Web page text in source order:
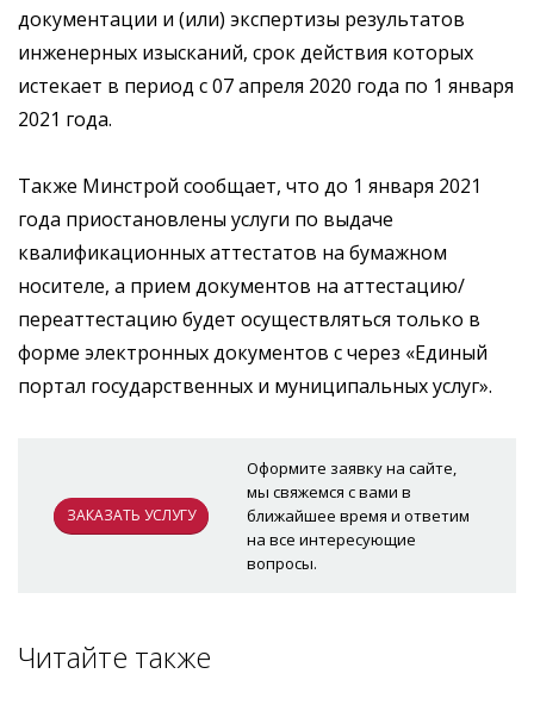
документации и (или) экспертизы результатов
инженерных изысканий, срок действия которых
истекает в период с 07 апреля 2020 года по 1 января
2021 года.
Также Минстрой сообщает, что до 1 января 2021
года приостановлены услуги по выдаче
квалификационных аттестатов на бумажном
носителе, а прием документов на аттестацию/
переаттестацию будет осуществляться только в
форме электронных документов с через «Единый
портал государственных и муниципальных услуг».
ЗАКАЗАТЬ УСЛУГУ
Оформите заявку на сайте,
мы свяжемся с вами в
ближайшее время и ответим
на все интересующие
вопросы.
Читайте также